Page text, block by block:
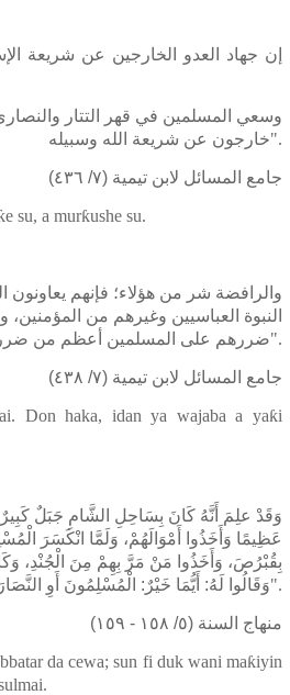
إن جهاد العدو الخارجين عن شريعة
وسعي المسلمين في قهر التتار
خارجون عن شريعة الله وسبيله".
جامع المسائل لابن تيمية (٧/ ٤٣٦)
e su, a murƙushe su.
والرافضة شر من هؤلاء؛ فإنهم يعاونون
النبوة العباسيين وغيرهم من المؤمنين،
ضررهم على المسلمين أعظم من ضرر".
جامع المسائل لابن تيمية (٧/ ٤٣٨)
Don haka, idan ya wajaba a yaƙi
وَقَدْ علِمَ أَنَّهُ كَانَ بِسَاحِلِ الشَّامِ جَبَلٌ
عَظِيمًا وَأَخَذُوا أَمْوَالَهُمْ، وَلَمَّا انْكَسَرَ
بِقُبْرُصَ، وَأَخَذُوا مَنْ مَرَّ بِهِمْ مِنَ الْجُنْدِ،
وَقَالُوا لَهُ: أَيُّمَا خَيْرٌ: الْمُسْلِمُونَ أَوِ".
منهاج السنة (٥/ ١٥٨ - ١٥٩)
da cewa; sun fi duk wani maƙiyin